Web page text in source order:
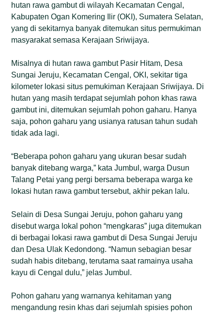
hutan rawa gambut di wilayah Kecamatan Cengal,
Kabupaten Ogan Komering Ilir (OKI), Sumatera Selatan,
yang di sekitarnya banyak ditemukan situs permukiman
masyarakat semasa Kerajaan Sriwijaya.
Misalnya di hutan rawa gambut Pasir Hitam, Desa
Sungai Jeruju, Kecamatan Cengal, OKI, sekitar tiga
kilometer lokasi situs pemukiman Kerajaan Sriwijaya. Di
hutan yang masih terdapat sejumlah pohon khas rawa
gambut ini, ditemukan sejumlah pohon gaharu. Hanya
saja, pohon gaharu yang usianya ratusan tahun sudah
tidak ada lagi.
“Beberapa pohon gaharu yang ukuran besar sudah
banyak ditebang warga,” kata Jumbul, warga Dusun
Talang Petai yang pergi bersama beberapa warga ke
lokasi hutan rawa gambut tersebut, akhir pekan lalu.
Selain di Desa Sungai Jeruju, pohon gaharu yang
disebut warga lokal pohon “mengkaras” juga ditemukan
di berbagai lokasi rawa gambut di Desa Sungai Jeruju
dan Desa Ulak Kedondong. “Namun sebagian besar
sudah habis ditebang, terutama saat ramainya usaha
kayu di Cengal dulu,” jelas Jumbul.
Pohon gaharu yang warnanya kehitaman yang
mengandung resin khas dari sejumlah spisies pohon